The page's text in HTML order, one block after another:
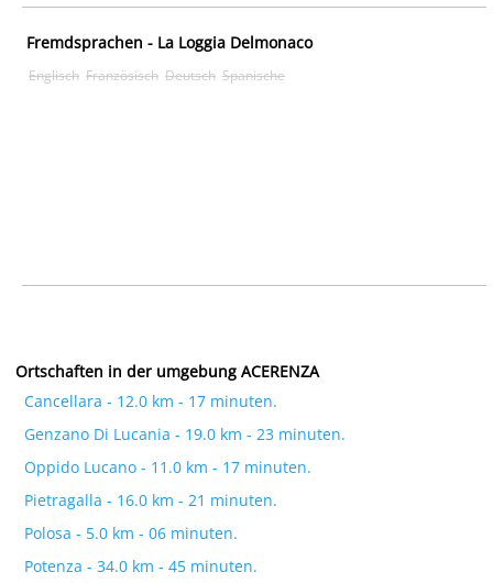
Fremdsprachen - La Loggia Delmonaco
Englisch Französisch Deutsch Spanische
Ortschaften in der umgebung ACERENZA
Cancellara - 12.0 km - 17 minuten.
Genzano Di Lucania - 19.0 km - 23 minuten.
Oppido Lucano - 11.0 km - 17 minuten.
Pietragalla - 16.0 km - 21 minuten.
Polosa - 5.0 km - 06 minuten.
Potenza - 34.0 km - 45 minuten.